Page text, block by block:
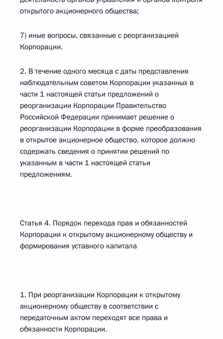
открытого акционерного общества;
7) иные вопросы, связанные с реорганизацией
Корпорации.
2. В течение одного месяца с даты представления
наблюдательным советом Корпорации указанных в
части 1 настоящей статьи предложений о
реорганизации Корпорации Правительство
Российской Федерации принимает решение о
реорганизации Корпорации в форме преобразования
в открытое акционерное общество, которое должно
содержать сведения о принятии решений по
указанным в части 1 настоящей статьи
предложениям.
Статья 4. Порядок перехода прав и обязанностей
Корпорации к открытому акционерному обществу и
формирования уставного капитала
1. При реорганизации Корпорации к открытому
акционерному обществу в соответствии с
передаточным актом переходят все права и
обязанности Корпорации.